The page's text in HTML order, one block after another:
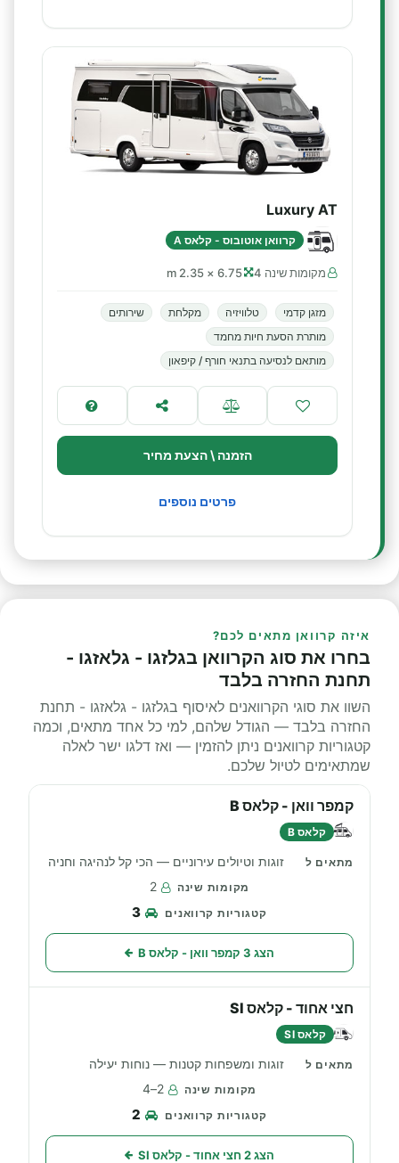
Luxury AT
קרוואן אוטובוס - קלאס A
מקומות שינה 4 6.75 × 2.35 m
מזגן קדמי טלוויזיה מקלחת
שירותים
מותרת הסעת חיות מחמד
מותאם לנסיעה בתנאי חורף / קיפאון
הזמנה \ הצעת מחיר
פרטים נוספים
איזה קרוואן מתאים לכם?
בחרו את סוג הקרוואן בגלזגו - גלאזגו -
תחנת החזרה בלבד
השוו את סוגי הקרוואנים לאיסוף בגלזגו - גלאזגו - תחנת
החזרה בלבד — הגודל שלהם, למי כל אחד מתאים, וכמה
קטגוריות קרוואנים ניתן להזמין — ואז דלגו ישר לאלה
שמתאימים לטיול שלכם.
קמפר וואן - קלאס B
קלאס B
זוגות וטיולים עירוניים — הכי קל לנהיגה וחניה
2
3
הצג 3 קמפר וואן - קלאס B
חצי אחוד - קלאס SI
קלאס SI
זוגות ומשפחות קטנות — נוחות יעילה
2–4
2
הצג 2 חצי אחוד - קלאס SI